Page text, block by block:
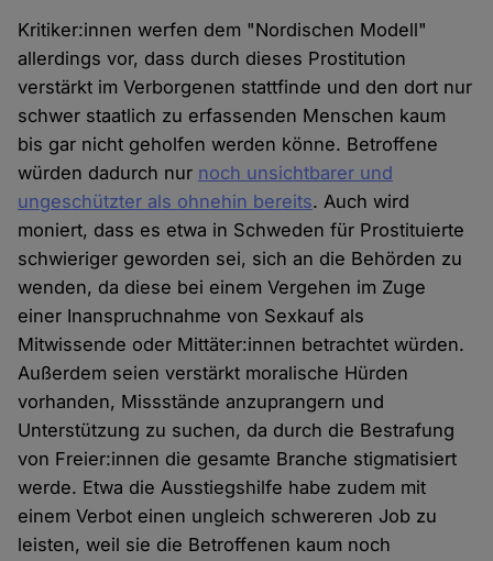
Kritiker:innen werfen dem "Nordischen Modell"
allerdings vor, dass durch dieses Prostitution
verstärkt im Verborgenen stattfinde und den dort nur
schwer staatlich zu erfassenden Menschen kaum
bis gar nicht geholfen werden könne. Betroffene
würden dadurch nur noch unsichtbarer und
ungeschützter als ohnehin bereits. Auch wird
moniert, dass es etwa in Schweden für Prostituierte
schwieriger geworden sei, sich an die Behörden zu
wenden, da diese bei einem Vergehen im Zuge
einer Inanspruchnahme von Sexkauf als
Mitwissende oder Mittäter:innen betrachtet würden.
Außerdem seien verstärkt moralische Hürden
vorhanden, Missstände anzuprangern und
Unterstützung zu suchen, da durch die Bestrafung
von Freier:innen die gesamte Branche stigmatisiert
werde. Etwa die Ausstiegshilfe habe zudem mit
einem Verbot einen ungleich schwereren Job zu
leisten, weil sie die Betroffenen kaum noch